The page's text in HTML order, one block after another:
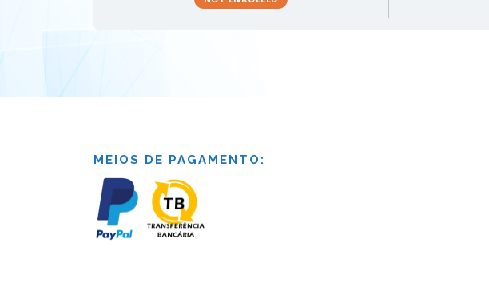
MEIOS DE PAGAMENTO: